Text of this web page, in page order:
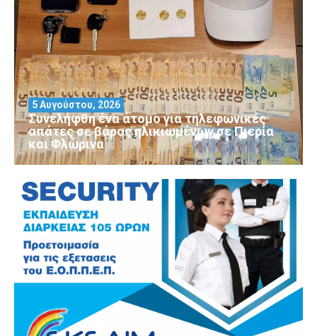
Συνελήφθη ένα άτομο για τηλεφωνικές
απάτες σε βάρος ηλικιωμένων σε Πιερία
και Φλώρινα
5 Αυγούστου, 2026